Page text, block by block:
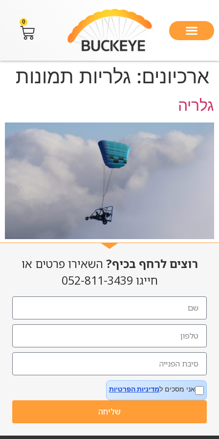
0
ארכיונים: גלריות תמונות
גלריה
רוצים לרחף בכיף? השאירו פרטים או
חייגו 052-811-3439
אני מסכים למדיניות הפרטיות
שליחה